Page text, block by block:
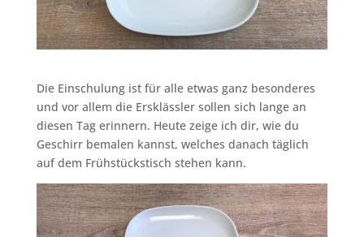
Die Einschulung ist für alle etwas ganz besonderes
und vor allem die Ersklässler sollen sich lange an
diesen Tag erinnern. Heute zeige ich dir, wie du
Geschirr bemalen kannst, welches danach täglich
auf dem Frühstückstisch stehen kann.